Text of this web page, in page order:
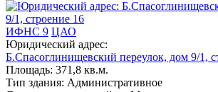
ИФНС 9 ЦАО
Юридический адрес:
Б.Спасоглинищевский переулок, дом 9/1,
Площадь: 371,8 кв.м.
Тип здания: Административное